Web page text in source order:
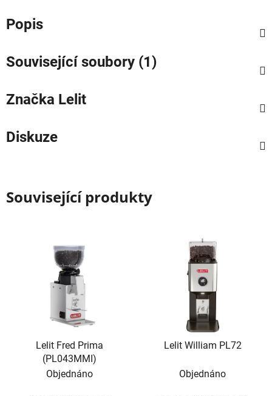
Popis
Související soubory (1)
Značka Lelit
Diskuze
Související produkty
Lelit Fred Prima
(PL043MMI)
Objednáno
Lelit William PL72
Objednáno